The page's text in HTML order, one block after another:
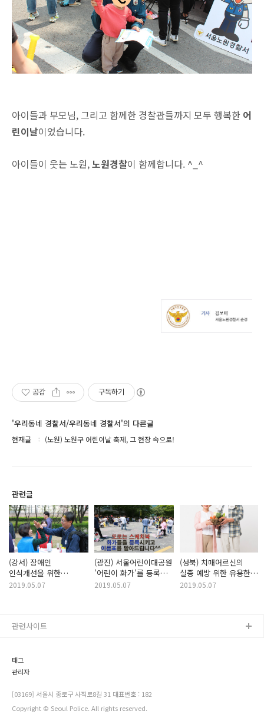
아이들과 부모님, 그리고 함께한 경찰관들까지 모두 행복한 어
린이날이었습니다.
아이들이 웃는 노원,노원경찰이 함께합니다. ^_^
공감 구독하기
'우리동네 경찰서/우리동네 경찰서'의 다른글
현재글 (노원) 노원구 어린이날 축제, 그 현장 속으로!
관련글
(강서) 장애인
인식개선을 위한
걷기대회를 소개합니다~
2019.05.07
(광진) 서울어린이대공원
'어린이 화가'를 등록
시켜드립니다.
2019.05.07
(성북) 치매어르신의
실종 예방 위한 유용한
장비들, 무엇이
2019.05.07
태그
관리자
[03169] 서울시 종로구 사직로8길 31 대표번호 : 182
Copyright © Seoul Police. All rights reserved.
관련사이트